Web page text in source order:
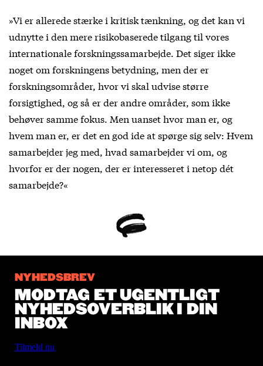
»Vi er allerede stærke i kritisk tænkning, og det kan vi
udnytte i den mere risikobaserede tilgang til vores
internationale forskningssamarbejde. Det siger ikke
noget om forskningens betydning, men der er
forskningsområder, hvor vi skal udvise større
forsigtighed, og så er der andre områder, som ikke
behøver samme fokus. Men uanset hvor man er, og
hvem man er, er det en god ide at spørge sig selv: Hvem
samarbejder jeg med, hvad samarbejder vi om, og
hvorfor er der nogen, der er interesseret i netop dét
samarbejde?«
NYHEDSBREV
MODTAG ET UGENTLIGT
NYHEDSOVERBLIK I DIN
INBOX
Tilmeld nu